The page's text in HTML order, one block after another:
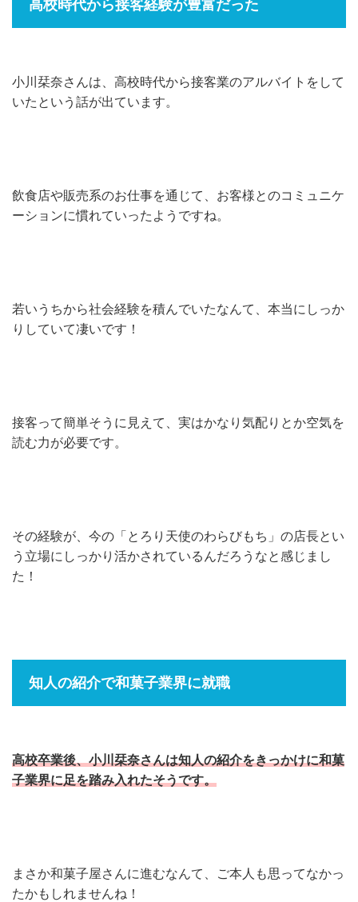
高校時代から接客経験が豊富だった
小川栞奈さんは、高校時代から接客業のアルバイトをして
いたという話が出ています。
飲食店や販売系のお仕事を通じて、お客様とのコミュニケ
ーションに慣れていったようですね。
若いうちから社会経験を積んでいたなんて、本当にしっか
りしていて凄いです！
接客って簡単そうに見えて、実はかなり気配りとか空気を
読む力が必要です。
その経験が、今の「とろり天使のわらびもち」の店長とい
う立場にしっかり活かされているんだろうなと感じまし
た！
知人の紹介で和菓子業界に就職
高校卒業後、小川栞奈さんは知人の紹介をきっかけに和菓
子業界に足を踏み入れたそうです。
まさか和菓子屋さんに進むなんて、ご本人も思ってなかっ
たかもしれませんね！